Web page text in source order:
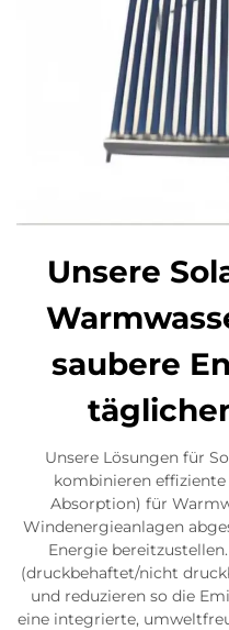
Unsere
saubere
Unsere Lösungen für
kombinieren
Absorption) für
Windenergieanlagen
Energie
(druckbehaftet/nicht
und reduzieren so die
eine integrierte,